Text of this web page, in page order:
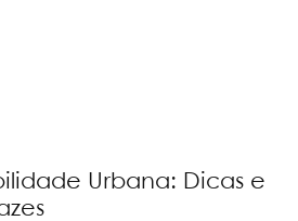
Urbana: Dicas e